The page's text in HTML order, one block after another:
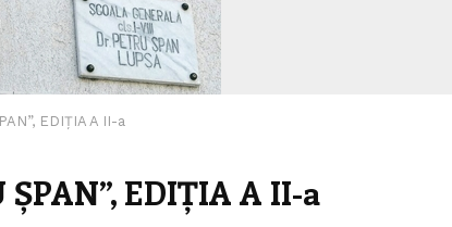
EDIȚIA A II-a
EDIȚIA A II-a